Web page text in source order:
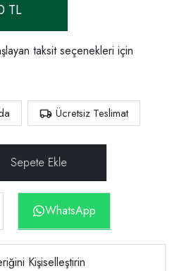
TL
taksit seçenekleri için
Ücretsiz Teslimat
WhatsApp
Kişiselleştirin